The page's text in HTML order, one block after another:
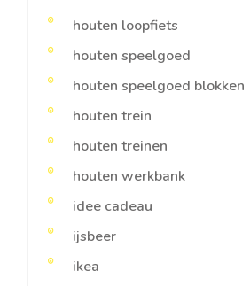
houten loopfiets
houten speelgoed
houten speelgoed blokken
houten trein
houten treinen
houten werkbank
idee cadeau
ijsbeer
ikea